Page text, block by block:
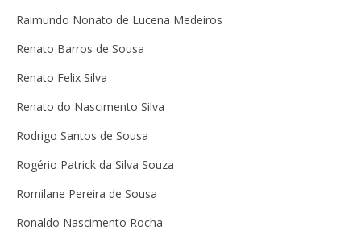
Raimundo Nonato de Lucena Medeiros
Renato Barros de Sousa
Renato Felix Silva
Renato do Nascimento Silva
Rodrigo Santos de Sousa
Rogério Patrick da Silva Souza
Romilane Pereira de Sousa
Ronaldo Nascimento Rocha